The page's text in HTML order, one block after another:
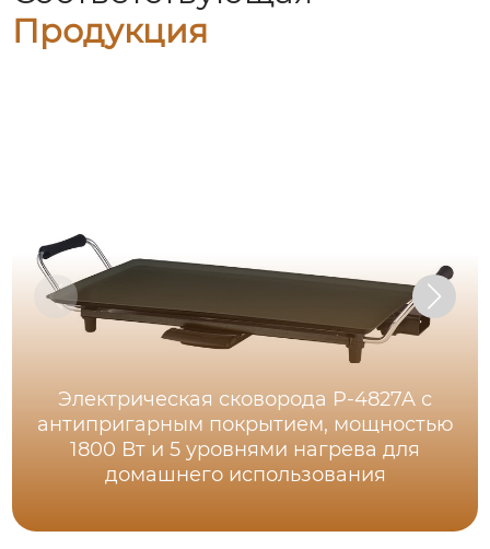
Продукция
Электрическая сковорода P-4827A с
антипригарным покрытием, мощностью
1800 Вт и 5 уровнями нагрева для
домашнего использования